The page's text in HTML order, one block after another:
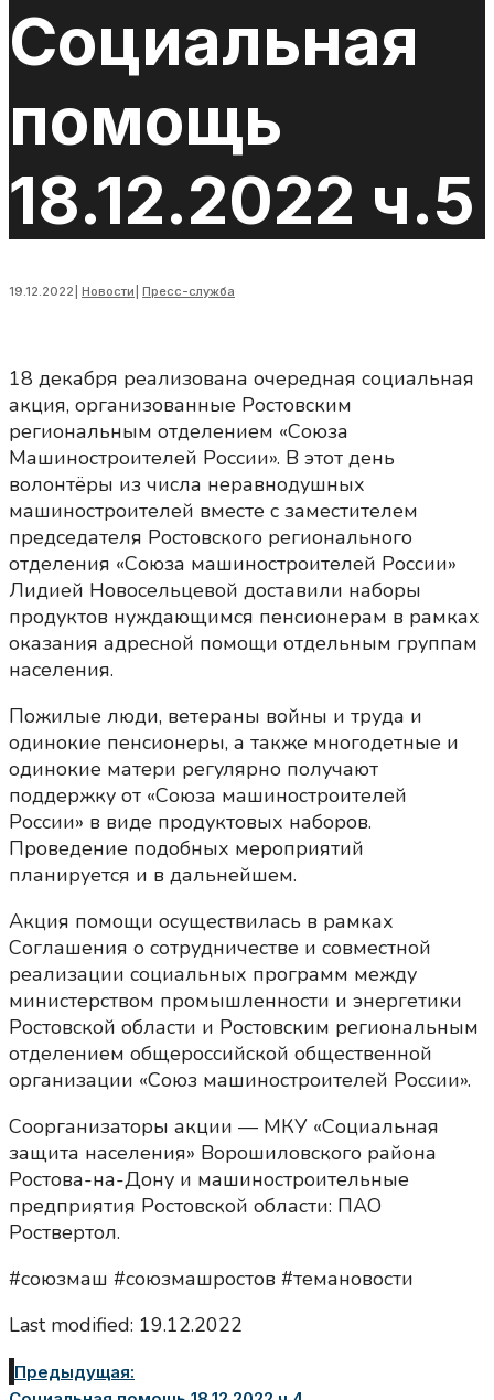
Социальная
помощь
18.12.2022 ч.5
19.12.2022 Новости Пресс-служба
18 декабря реализована очередная социальная
акция, организованные Ростовским
региональным отделением «Союза
Машиностроителей России». В этот день
волонтёры из числа неравнодушных
машиностроителей вместе с заместителем
председателя Ростовского регионального
отделения «Союза машиностроителей России»
Лидией Новосельцевой доставили наборы
продуктов нуждающимся пенсионерам в рамках
оказания адресной помощи отдельным группам
населения.
Пожилые люди, ветераны войны и труда и
одинокие пенсионеры, а также многодетные и
одинокие матери регулярно получают
поддержку от «Союза машиностроителей
России» в виде продуктовых наборов.
Проведение подобных мероприятий
планируется и в дальнейшем.
Акция помощи осуществилась в рамках
Соглашения о сотрудничестве и совместной
реализации социальных программ между
министерством промышленности и энергетики
Ростовской области и Ростовским региональным
отделением общероссийской общественной
организации «Союз машиностроителей России».
Соорганизаторы акции — МКУ «Социальная
защита населения» Ворошиловского района
Ростова-на-Дону и машиностроительные
предприятия Ростовской области: ПАО
Роствертол.
#союзмаш #союзмашростов #темановости
Last modified: 19.12.2022
Предыдущая: